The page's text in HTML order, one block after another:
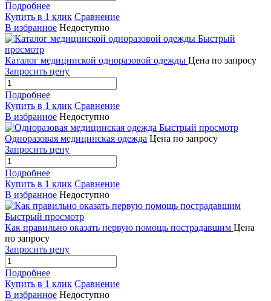
Подробнее
Купить в 1 клик Сравнение
В избранное Недоступно
Быстрый
просмотр
Каталог медицинской одноразовой одежды Цена по запросу
Запросить цену
Подробнее
Купить в 1 клик Сравнение
В избранное Недоступно
Быстрый просмотр
Одноразовая медицинская одежда Цена по запросу
Запросить цену
Подробнее
Купить в 1 клик Сравнение
В избранное Недоступно
Быстрый просмотр
Как правильно оказать первую помощь пострадавшим Цена
по запросу
Запросить цену
Подробнее
Купить в 1 клик Сравнение
В избранное Недоступно